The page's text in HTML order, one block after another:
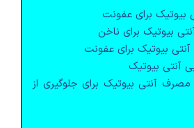
بیوتیک برای عفونت
بیوتیک برای ناخن
بیوتیک برای عفونت
آنتی بیوتیک
آنتی بیوتیک برای جلوگیری از